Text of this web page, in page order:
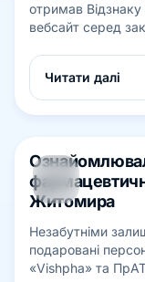
отримав
вебсайт серед
Читати далі
24
Житомира
Незабутніми
подаровані
«Vishpha» та